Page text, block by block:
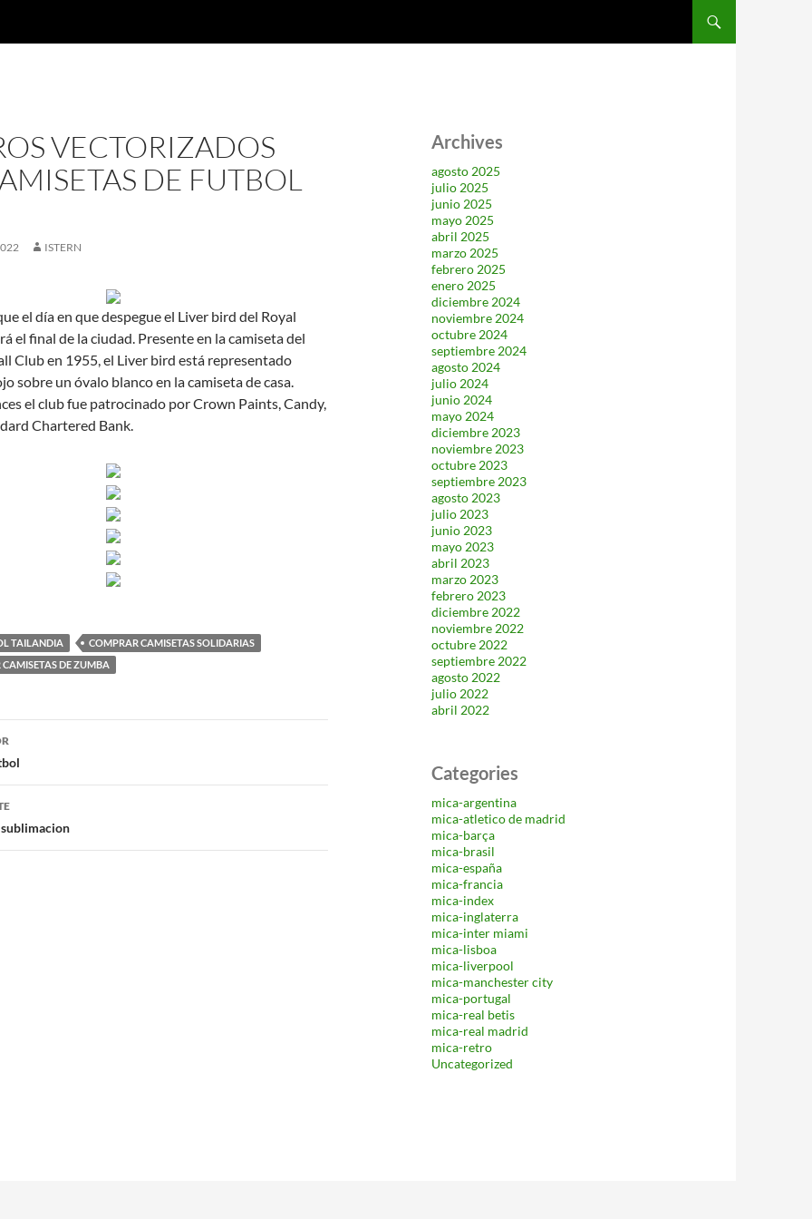
VECTORIZADOS
DE FUTBOL
ISTERN
el día en que despegue el Liver bird del Royal
el final de la ciudad. Presente en la camiseta del
Club en 1955, el Liver bird está representado
sobre un óvalo blanco en la camiseta de casa.
el club fue patrocinado por Crown Paints, Candy,
Chartered Bank.
TAILANDIA
COMPRAR CAMISETAS SOLIDARIAS
DE ZUMBA
Archives
agosto 2025
julio 2025
junio 2025
mayo 2025
abril 2025
marzo 2025
febrero 2025
enero 2025
diciembre 2024
noviembre 2024
octubre 2024
septiembre 2024
agosto 2024
julio 2024
junio 2024
mayo 2024
diciembre 2023
noviembre 2023
octubre 2023
septiembre 2023
agosto 2023
julio 2023
junio 2023
mayo 2023
abril 2023
marzo 2023
febrero 2023
diciembre 2022
noviembre 2022
octubre 2022
septiembre 2022
agosto 2022
julio 2022
abril 2022
Categories
mica-argentina
mica-atletico de madrid
mica-barça
mica-brasil
mica-españa
mica-francia
mica-index
mica-inglaterra
mica-inter miami
mica-lisboa
mica-liverpool
mica-manchester city
mica-portugal
mica-real betis
mica-real madrid
mica-retro
Uncategorized